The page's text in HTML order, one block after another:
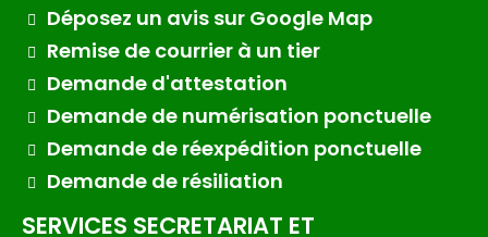
Déposez un avis sur Google Map
Remise de courrier à un tier
Demande d'attestation
Demande de numérisation ponctuelle
Demande de réexpédition ponctuelle
Demande de résiliation
SERVICES SECRETARIAT ET